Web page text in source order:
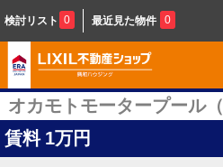
検討リスト 0 最近見た物件 0
オカモトモータープール（
賃料 1万円